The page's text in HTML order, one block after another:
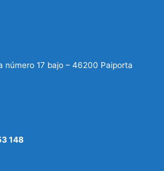
número 17 bajo – 46200 Paiporta
148